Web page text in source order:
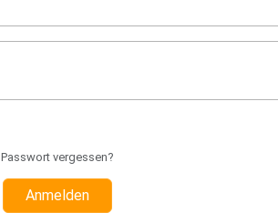
Passwort vergessen?
Anmelden